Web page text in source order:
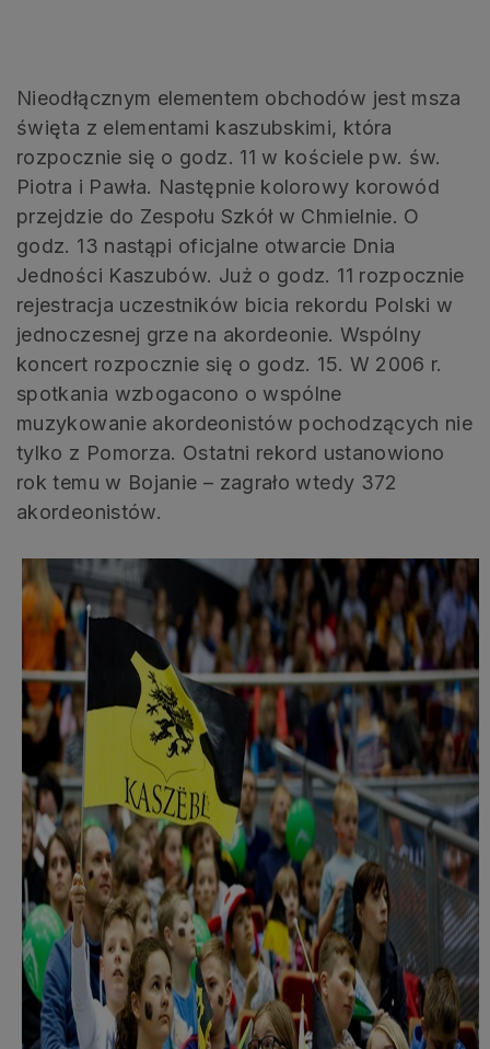
Nieodłącznym elementem obchodów jest msza
święta z elementami kaszubskimi, która
rozpocznie się o godz. 11 w kościele pw. św.
Piotra i Pawła. Następnie kolorowy korowód
przejdzie do Zespołu Szkół w Chmielnie. O
godz. 13 nastąpi oficjalne otwarcie Dnia
Jedności Kaszubów. Już o godz. 11 rozpocznie
rejestracja uczestników bicia rekordu Polski w
jednoczesnej grze na akordeonie. Wspólny
koncert rozpocznie się o godz. 15. W 2006 r.
spotkania wzbogacono o wspólne
muzykowanie akordeonistów pochodzących nie
tylko z Pomorza. Ostatni rekord ustanowiono
rok temu w Bojanie – zagrało wtedy 372
akordeonistów.